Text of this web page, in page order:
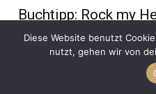
Buchtipp: Rock my
Know, Band 1)
Diese Website benutzt
nutzt, gehen wir von